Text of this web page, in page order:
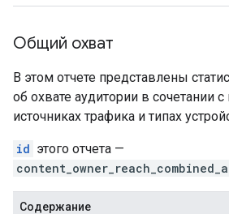
Общий охват
В этом отчете представлены
об охвате аудитории в сочетании
источниках трафика и типах
id этого отчета —
Содержание